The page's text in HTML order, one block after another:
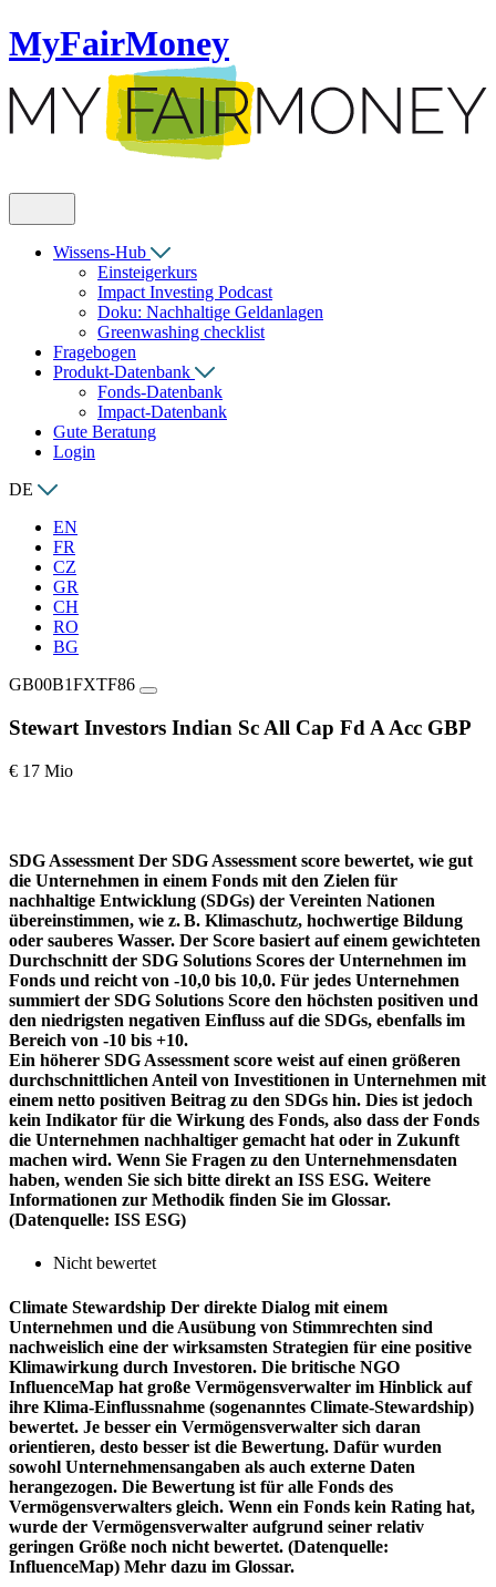
MyFairMoney
Wissens-Hub
Einsteigerkurs
Impact Investing Podcast
Doku: Nachhaltige Geldanlagen
Greenwashing checklist
Fragebogen
Produkt-Datenbank
Fonds-Datenbank
Impact-Datenbank
Gute Beratung
Login
DE
EN
FR
CZ
GR
CH
RO
BG
GB00B1FXTF86
Stewart Investors Indian Sc All Cap Fd A Acc GBP
€ 17 Mio
SDG Assessment Der SDG Assessment score bewertet, wie gut
die Unternehmen in einem Fonds mit den Zielen für
nachhaltige Entwicklung (SDGs) der Vereinten Nationen
übereinstimmen, wie z. B. Klimaschutz, hochwertige Bildung
oder sauberes Wasser. Der Score basiert auf einem gewichteten
Durchschnitt der SDG Solutions Scores der Unternehmen im
Fonds und reicht von -10,0 bis 10,0. Für jedes Unternehmen
summiert der SDG Solutions Score den höchsten positiven und
den niedrigsten negativen Einfluss auf die SDGs, ebenfalls im
Bereich von -10 bis +10.
Ein höherer SDG Assessment score weist auf einen größeren
durchschnittlichen Anteil von Investitionen in Unternehmen mit
einem netto positiven Beitrag zu den SDGs hin. Dies ist jedoch
kein Indikator für die Wirkung des Fonds, also dass der Fonds
die Unternehmen nachhaltiger gemacht hat oder in Zukunft
machen wird. Wenn Sie Fragen zu den Unternehmensdaten
haben, wenden Sie sich bitte direkt an ISS ESG. Weitere
Informationen zur Methodik finden Sie im Glossar.
(Datenquelle: ISS ESG)
Nicht bewertet
Climate Stewardship Der direkte Dialog mit einem
Unternehmen und die Ausübung von Stimmrechten sind
nachweislich eine der wirksamsten Strategien für eine positive
Klimawirkung durch Investoren. Die britische NGO
InfluenceMap hat große Vermögensverwalter im Hinblick auf
ihre Klima-Einflussnahme (sogenanntes Climate-Stewardship)
bewertet. Je besser ein Vermögensverwalter sich daran
orientieren, desto besser ist die Bewertung. Dafür wurden
sowohl Unternehmensangaben als auch externe Daten
herangezogen. Die Bewertung ist für alle Fonds des
Vermögensverwalters gleich. Wenn ein Fonds kein Rating hat,
wurde der Vermögensverwalter aufgrund seiner relativ
geringen Größe noch nicht bewertet. (Datenquelle:
InfluenceMap) Mehr dazu im Glossar.